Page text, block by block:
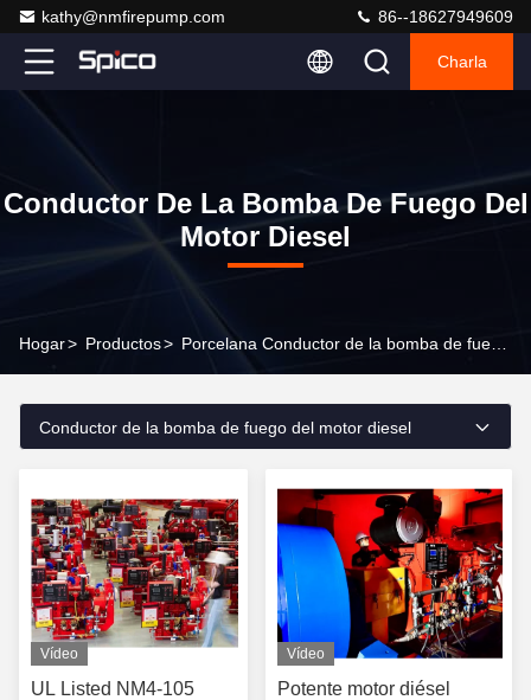
kathy@nmfirepump.com 86--18627949609
Charla
Conductor De La Bomba De Fuego Del
Motor Diesel
Hogar> Productos>
Conductor de la bomba de fuego del motor diesel
Vídeo
UL Listed NM4-105
Vídeo
Potente motor diésel